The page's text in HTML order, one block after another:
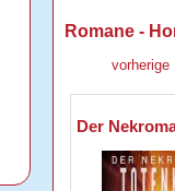
Romane -
vorherige
Der